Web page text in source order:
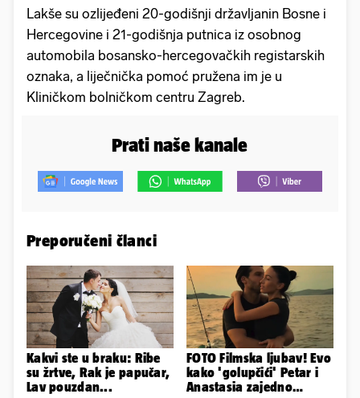
Lakše su ozlijeđeni 20-godišnji državljanin Bosne i
Hercegovine i 21-godišnja putnica iz osobnog
automobila bosansko-hercegovačkih registarskih
oznaka, a liječnička pomoć pružena im je u
Kliničkom bolničkom centru Zagreb.
Prati naše kanale
Preporučeni članci
Kakvi ste u braku: Ribe
su žrtve, Rak je papučar,
Lav pouzdan...
FOTO Filmska ljubav! Evo
kako 'golupčići' Petar i
Anastasia zajedno